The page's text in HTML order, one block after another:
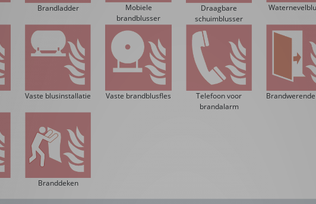
Brandladder
Mobiele
brandblusser
Draagbare
schuimblusser
Vaste blusinstallatie Vaste brandblusfles
Telefoon voor
brandalarm
Branddeken